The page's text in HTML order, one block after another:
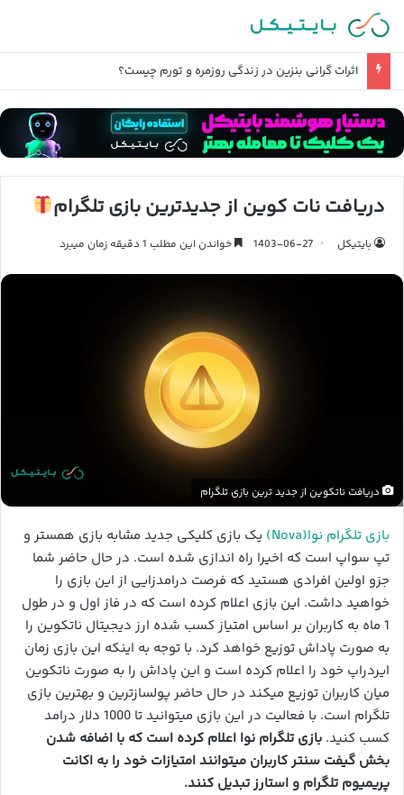
اثرات گرانی بنزین در زندگی روزمره و تورم چیست؟
دریافت نات کوین از جدیدترین بازی تلگرام
بایتیکل 1403-06-27 خواندن این مطلب 1 دقیقه زمان میبرد
دریافت ناتکوین از جدید ترین بازی تلگرام
بازی تلگرام نوا(Nova)
یک بازی کلیکی جدید مشابه بازی همستر و
تپ سواپ است که اخیرا راه اندازی شده است. در حال حاضر شما
جزو اولین افرادی هستید که فرصت درامدزایی از این بازی را
خواهید داشت. این بازی اعلام کرده است که در فاز اول و در طول
1 ماه به کاربران بر اساس امتیاز کسب شده ارز دیجیتال ناتکوین را
به صورت پاداش توزیع خواهد کرد. با توجه به اینکه این بازی زمان
ایردراپ خود را اعلام کرده است و این پاداش را به صورت ناتکوین
میان کاربران توزیع میکند در حال حاضر پولسازترین و بهترین بازی
تلگرام است. با فعالیت در این بازی میتوانید تا 1000 دلار درامد
کسب کنید. بازی تلگرام نوا اعلام کرده است که با اضافه شدن
بخش گیفت سنتر کاربران میتوانند امتیازات خود را به اکانت
پریمیوم تلگرام و استارز تبدیل کنند.